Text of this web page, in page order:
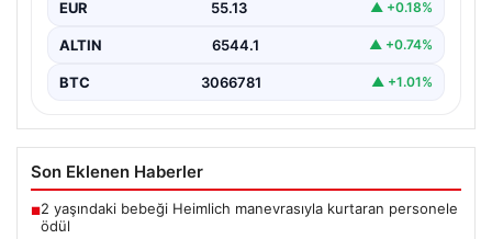
EUR 55.13 ▲ +0.18%
ALTIN 6544.1 ▲ +0.74%
BTC 3066781 ▲ +1.01%
Son Eklenen Haberler
■2 yaşındaki bebeği Heimlich manevrasıyla kurtaran personele
ödül